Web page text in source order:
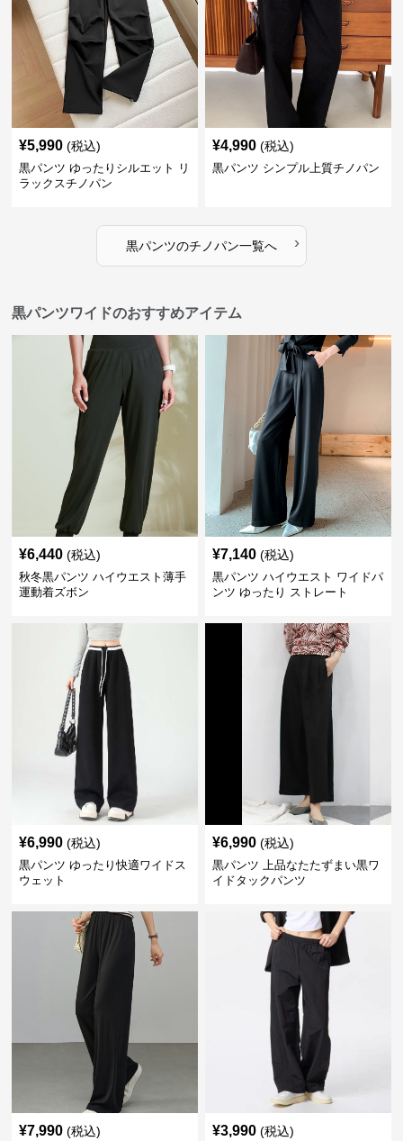
¥5,990 (税込)
黒パンツ ゆったりシルエット リ
ラックスチノパン
¥4,990 (税込)
黒パンツ シンプル上質チノパン
黒パンツのチノパン一覧へ ›
黒パンツワイドのおすすめアイテム
¥6,440 (税込)
秋冬黒パンツ ハイウエスト薄手
運動着ズボン
¥7,140 (税込)
黒パンツ ハイウエスト ワイドパ
ンツ ゆったり ストレート
¥6,990 (税込)
黒パンツ ゆったり快適ワイドス
ウェット
¥6,990 (税込)
黒パンツ 上品なたたずまい黒ワ
イドタックパンツ
¥7,990 (税込) ¥3,990 (税込)